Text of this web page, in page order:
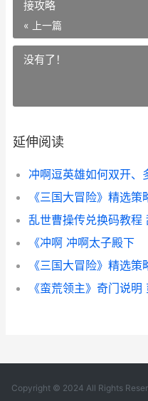
接攻略
« 上一篇
没有了！
延伸阅读
冲啊逗英雄如何双开、
乱世曹操传兑换码教程
《冲啊 冲啊太子殿下
《蛮荒领主》奇门说
Copyright © 2024 All Rights